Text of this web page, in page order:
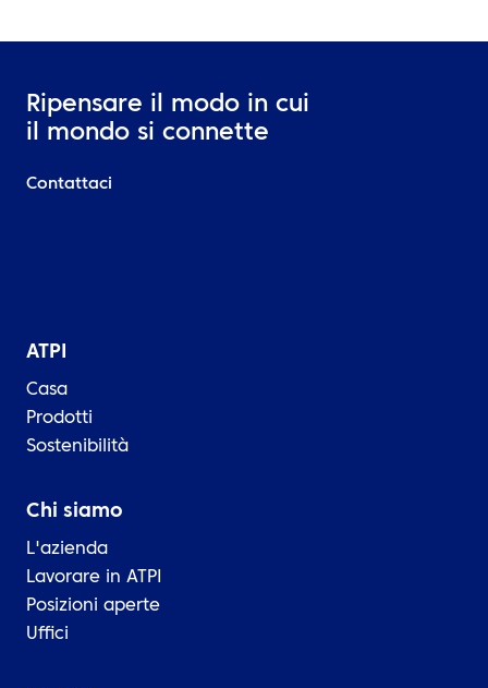
Ripensare il modo in cui
il mondo si connette
Contattaci
ATPI
Casa
Prodotti
Sostenibilità
Chi siamo
L'azienda
Lavorare in ATPI
Posizioni aperte
Uffici